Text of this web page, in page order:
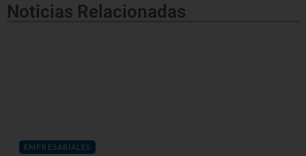
Noticias Relacionadas
EMPRESARIALES